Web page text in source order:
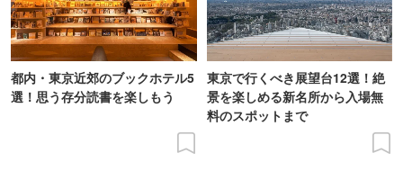
都内・東京近郊のブックホテル5
選！思う存分読書を楽しもう
東京で行くべき展望台12選！絶
景を楽しめる新名所から入場無
料のスポットまで